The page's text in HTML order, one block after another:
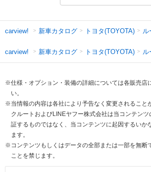
carview! 新車カタログ トヨタ(TOYOTA) ル
carview! 新車カタログ トヨタ(TOYOTA) ル
※仕様・オプション・装備の詳細については各販売店
い。
※当情報の内容は各社により予告なく変更されること
クルートおよびLINEヤフー株式会社は当コンテン
証するものではなく、当コンテンツに起因するいか
ます。
※コンテンツもしくはデータの全部または一部を無断
ことを禁じます。